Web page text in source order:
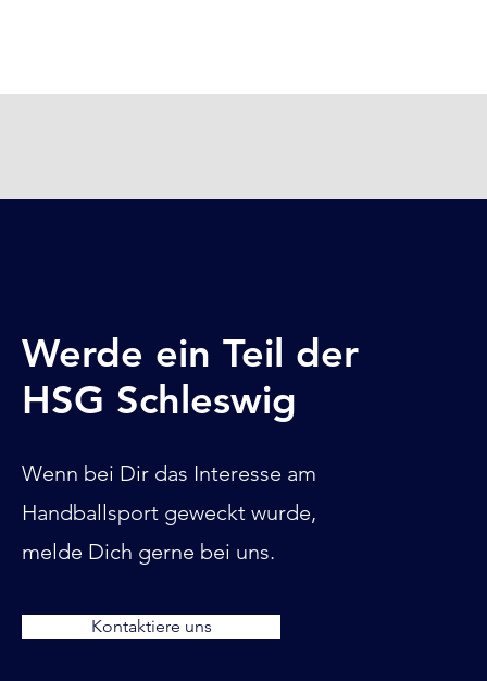
Werde ein Teil der
HSG Schleswig
Wenn bei Dir das Interesse am
Handballsport geweckt wurde,
melde Dich gerne bei uns.
Kontaktiere uns